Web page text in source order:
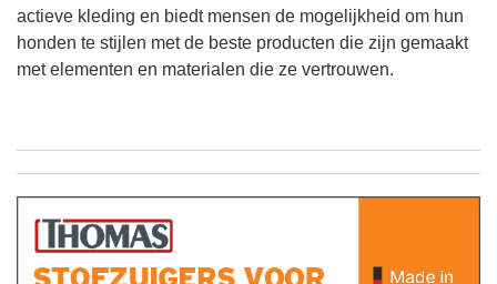
actieve kleding en biedt mensen de mogelijkheid om hun
honden te stijlen met de beste producten die zijn gemaakt
met elementen en materialen die ze vertrouwen.